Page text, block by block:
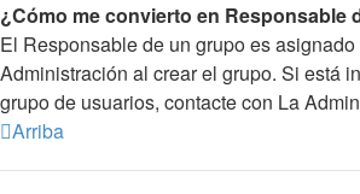
¿Cómo me convierto en Responsable
El Responsable de un grupo es
Administración al crear el grupo. Si está
grupo de usuarios, contacte con La
Arriba